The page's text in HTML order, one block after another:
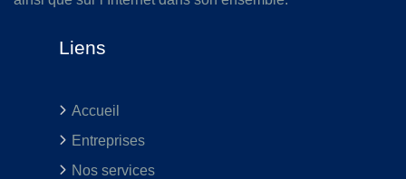
Liens
Accueil
Entreprises
Nos services